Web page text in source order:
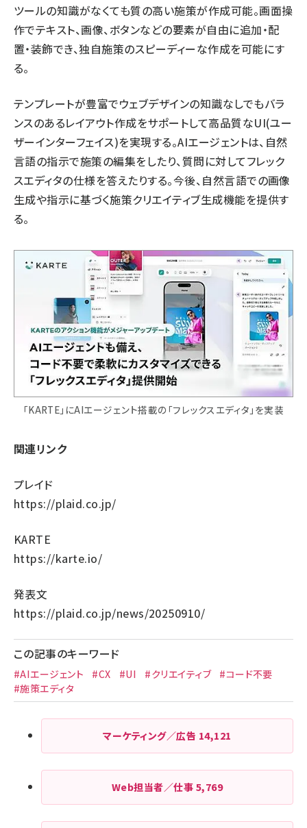
ツールの知識がなくても質の高い施策が作成可能。画面操
作でテキスト、画像、ボタンなどの要素が自由に追加・配
置・装飾でき、独自施策のスピーディーな作成を可能にす
る。
テンプレートが豊富でウェブデザインの知識なしでもバラ
ンスのあるレイアウト作成をサポートして高品質なUI(ユー
ザーインターフェイス)を実現する。AIエージェントは、自然
言語の指示で施策の編集をしたり、質問に対してフレック
スエディタの仕様を答えたりする。今後、自然言語での画像
生成や指示に基づく施策クリエイティブ生成機能を提供す
る。
「KARTE」にAIエージェント搭載の「フレックスエディタ」を実装
関連リンク
プレイド
https://plaid.co.jp/
KARTE
https://karte.io/
発表文
https://plaid.co.jp/news/20250910/
この記事のキーワード
#AIエージェント #CX #UI #クリエイティブ
#コード不要
#施策エディタ
マーケティング／広告 14,121
Web担当者／仕事 5,769